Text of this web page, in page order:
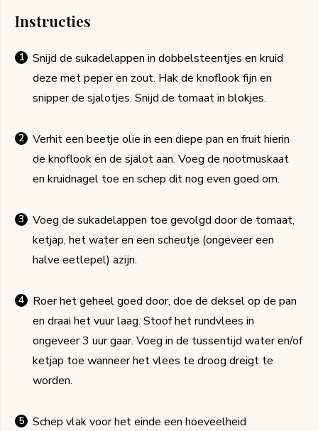
Instructies
Snijd de sukadelappen in dobbelsteentjes en kruid
deze met peper en zout. Hak de knoflook fijn en
snipper de sjalotjes. Snijd de tomaat in blokjes.
Verhit een beetje olie in een diepe pan en fruit hierin
de knoflook en de sjalot aan. Voeg de nootmuskaat
en kruidnagel toe en schep dit nog even goed om.
Voeg de sukadelappen toe gevolgd door de tomaat,
ketjap, het water en een scheutje (ongeveer een
halve eetlepel) azijn.
Roer het geheel goed door, doe de deksel op de pan
en draai het vuur laag. Stoof het rundvlees in
ongeveer 3 uur gaar. Voeg in de tussentijd water en/of
ketjap toe wanneer het vlees te droog dreigt te
worden.
Schep vlak voor het einde een hoeveelheid